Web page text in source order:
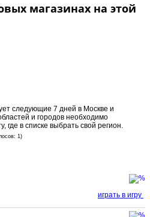
магазинах на этой
следующие 7 дней в Москве и
и городов необходимо
где в списке выбрать свой регион.
1)
играть в игру